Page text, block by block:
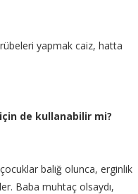
yapmak caiz, hatta
de kullanabilir mi?
baliğ olunca, erginlik
Baba muhtaç olsaydı,